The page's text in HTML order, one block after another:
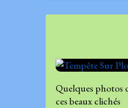
Quelques photos
ces beaux clichés